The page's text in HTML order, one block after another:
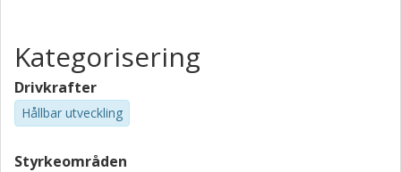
Kategorisering
Drivkrafter
Hållbar utveckling
Styrkeområden